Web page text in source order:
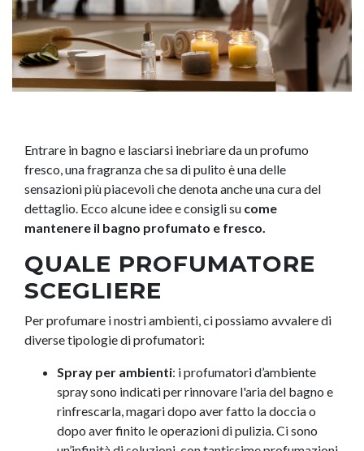
Entrare in bagno e lasciarsi inebriare da un profumo
fresco, una fragranza che sa di pulito è una delle
sensazioni più piacevoli che denota anche una cura del
dettaglio. Ecco alcune idee e consigli su come
mantenere il bagno profumato e fresco.
QUALE PROFUMATORE
SCEGLIERE
Per profumare i nostri ambienti, ci possiamo avvalere di
diverse tipologie di profumatori:
Spray per ambienti: i profumatori d’ambiente
spray sono indicati per rinnovare l'aria del bagno e
rinfrescarla, magari dopo aver fatto la doccia o
dopo aver finito le operazioni di pulizia. Ci sono